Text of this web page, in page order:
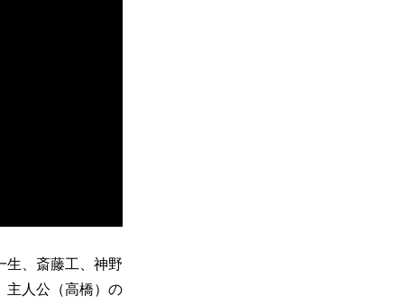
生、斎藤工、神野
主人公（高橋）の